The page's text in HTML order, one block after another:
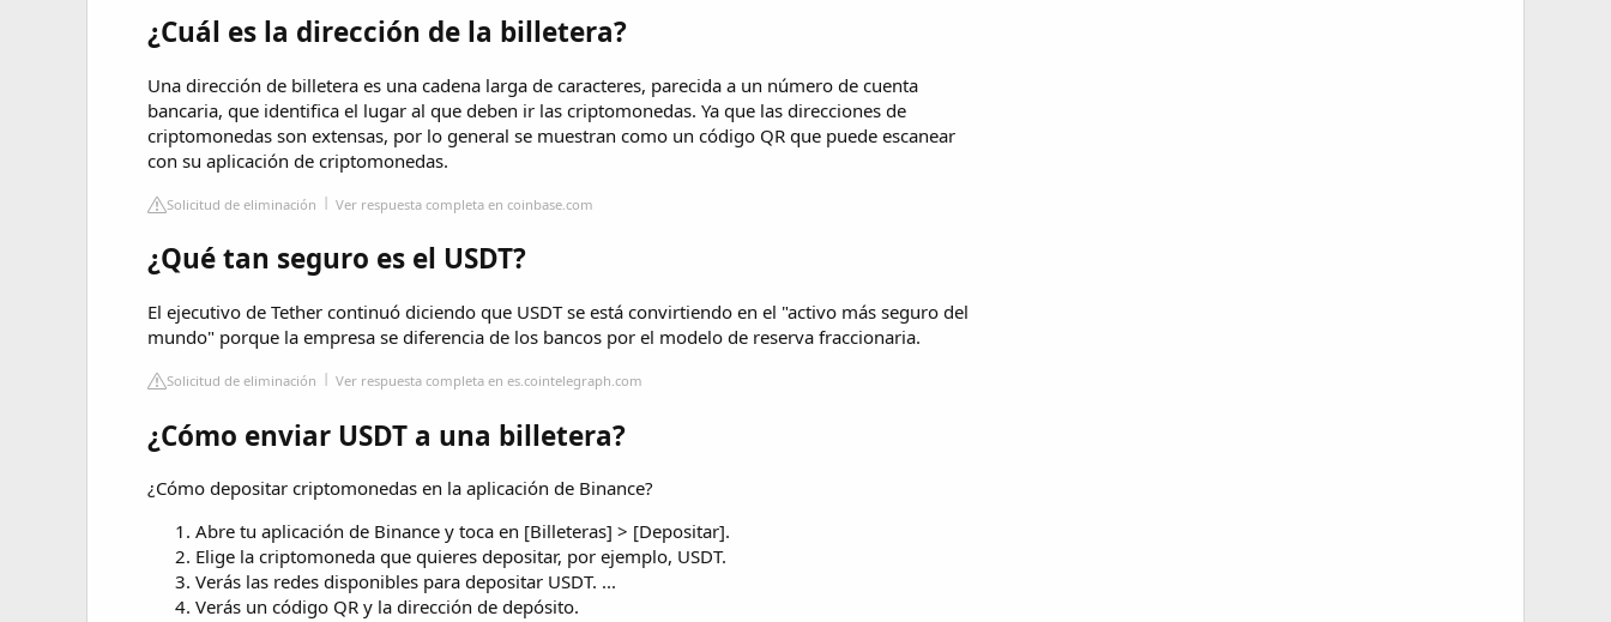
¿Cuál es la dirección de la billetera?
Una dirección de billetera es una cadena larga de caracteres, parecida a un número de cuenta
bancaria, que identifica el lugar al que deben ir las criptomonedas. Ya que las direcciones de
criptomonedas son extensas, por lo general se muestran como un código QR que puede escanear
con su aplicación de criptomonedas.
Solicitud de eliminación Ver respuesta completa en coinbase.com
¿Qué tan seguro es el USDT?
El ejecutivo de Tether continuó diciendo que USDT se está convirtiendo en el "activo más seguro del
mundo" porque la empresa se diferencia de los bancos por el modelo de reserva fraccionaria.
Solicitud de eliminación Ver respuesta completa en es.cointelegraph.com
¿Cómo enviar USDT a una billetera?
¿Cómo depositar criptomonedas en la aplicación de Binance?
Abre tu aplicación de Binance y toca en [Billeteras] > [Depositar].
Elige la criptomoneda que quieres depositar, por ejemplo, USDT.
Verás las redes disponibles para depositar USDT. ...
Verás un código QR y la dirección de depósito.